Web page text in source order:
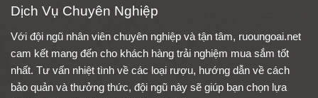
Dịch Vụ Chuyên Nghiệp
Với đội ngũ nhân viên chuyên nghiệp và tận tâm, ruoungoai.net
cam kết mang đến cho khách hàng trải nghiệm mua sắm tốt
nhất. Tư vấn nhiệt tình về các loại rượu, hướng dẫn về cách
bảo quản và thưởng thức, đội ngũ này sẽ giúp bạn chọn lựa